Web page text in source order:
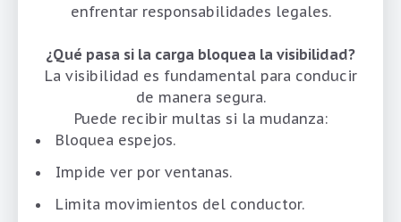
enfrentar responsabilidades legales.
¿Qué pasa si la carga bloquea la visibilidad?
La visibilidad es fundamental para conducir
de manera segura.
Puede recibir multas si la mudanza:
Bloquea espejos.
Impide ver por ventanas.
Limita movimientos del conductor.